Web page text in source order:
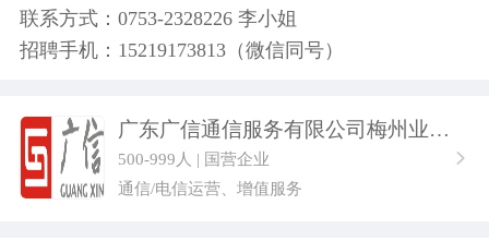
联系方式：0753-2328226 李小姐
招聘手机：15219173813（微信同号）
广东广信通信服务有限公司梅州业务中心
500-999人 | 国营企业
通信/电信运营、增值服务